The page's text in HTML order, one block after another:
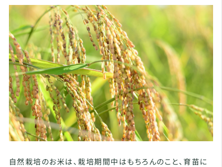
自然栽培のお米は、栽培期間中はもちろんのこと、育苗に